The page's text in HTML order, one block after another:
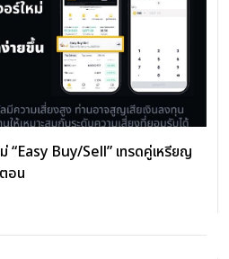
“Easy Buy/Sell” เทรดคู่เหรียญ
อน